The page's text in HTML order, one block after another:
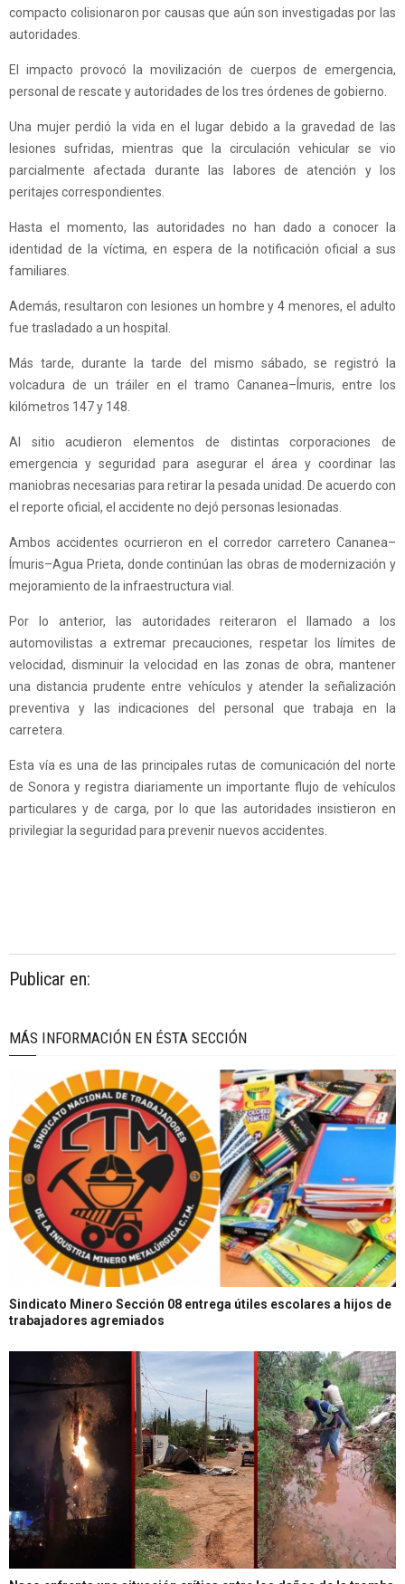
compacto colisionaron por causas que aún son investigadas por las
autoridades.
El impacto provocó la movilización de cuerpos de emergencia,
personal de rescate y autoridades de los tres órdenes de gobierno.
Una mujer perdió la vida en el lugar debido a la gravedad de las
lesiones sufridas, mientras que la circulación vehicular se vio
parcialmente afectada durante las labores de atención y los
peritajes correspondientes.
Hasta el momento, las autoridades no han dado a conocer la
identidad de la víctima, en espera de la notificación oficial a sus
familiares.
Además, resultaron con lesiones un hombre y 4 menores, el adulto
fue trasladado a un hospital.
Más tarde, durante la tarde del mismo sábado, se registró la
volcadura de un tráiler en el tramo Cananea–Ímuris, entre los
kilómetros 147 y 148.
Al sitio acudieron elementos de distintas corporaciones de
emergencia y seguridad para asegurar el área y coordinar las
maniobras necesarias para retirar la pesada unidad. De acuerdo con
el reporte oficial, el accidente no dejó personas lesionadas.
Ambos accidentes ocurrieron en el corredor carretero Cananea–
Ímuris–Agua Prieta, donde continúan las obras de modernización y
mejoramiento de la infraestructura vial.
Por lo anterior, las autoridades reiteraron el llamado a los
automovilistas a extremar precauciones, respetar los límites de
velocidad, disminuir la velocidad en las zonas de obra, mantener
una distancia prudente entre vehículos y atender la señalización
preventiva y las indicaciones del personal que trabaja en la
carretera.
Esta vía es una de las principales rutas de comunicación del norte
de Sonora y registra diariamente un importante flujo de vehículos
particulares y de carga, por lo que las autoridades insistieron en
privilegiar la seguridad para prevenir nuevos accidentes.
Publicar en:
MÁS INFORMACIÓN EN ÉSTA SECCIÓN
Sindicato Minero Sección 08 entrega útiles escolares a hijos de
trabajadores agremiados